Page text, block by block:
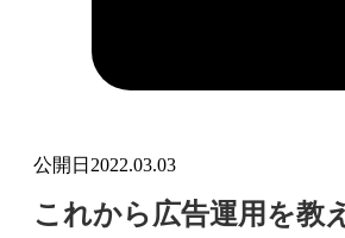
公開日 2022.03.03
これから広告運用を教